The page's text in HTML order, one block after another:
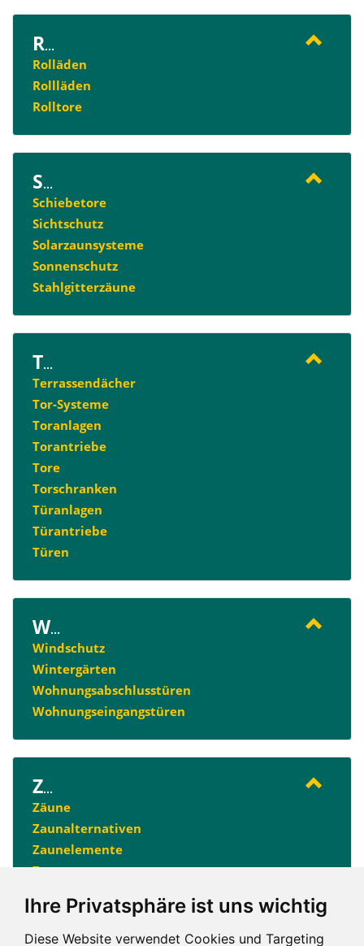
Ihre Privatsphäre ist uns wichtig
Diese Website verwendet Cookies und Targeting
R...
Rolläden
Rollläden
Rolltore
S...
Schiebetore
Sichtschutz
Solarzaunsysteme
Sonnenschutz
Stahlgitterzäune
T...
Terrassendächer
Tor-Systeme
Toranlagen
Torantriebe
Tore
Torschranken
Türanlagen
Türantriebe
Türen
W...
Windschutz
Wintergärten
Wohnungsabschlusstüren
Wohnungseingangstüren
Z...
Zäune
Zaunalternativen
Zaunelemente
Zaunsysteme
A B C E F G H I K